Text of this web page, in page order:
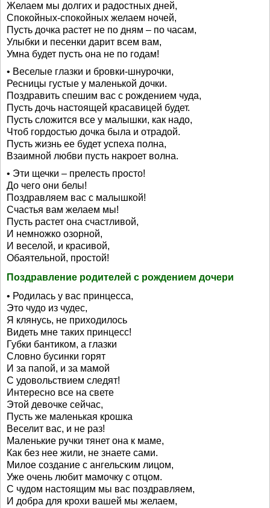
Желаем мы долгих и радостных дней,
Спокойных-спокойных желаем ночей,
Пусть дочка растет не по дням – по часам,
Улыбки и песенки дарит всем вам,
Умна будет пусть она не по годам!
• Веселые глазки и бровки-шнурочки,
Ресницы густые у маленькой дочки.
Поздравить спешим вас с рождением чуда,
Пусть дочь настоящей красавицей будет.
Пусть сложится все у малышки, как надо,
Чтоб гордостью дочка была и отрадой.
Пусть жизнь ее будет успеха полна,
Взаимной любви пусть накроет волна.
• Эти щечки – прелесть просто!
До чего они белы!
Поздравляем вас с малышкой!
Счастья вам желаем мы!
Пусть растет она счастливой,
И немножко озорной,
И веселой, и красивой,
Обаятельной, простой!
Поздравление родителей с рождением дочери
• Родилась у вас принцесса,
Это чудо из чудес,
Я клянусь, не приходилось
Видеть мне таких принцесс!
Губки бантиком, а глазки
Словно бусинки горят
И за папой, и за мамой
С удовольствием следят!
Интересно все на свете
Этой девочке сейчас,
Пусть же маленькая крошка
Веселит вас, и не раз!
Маленькие ручки тянет она к маме,
Как без нее жили, не знаете сами.
Милое создание с ангельским лицом,
Уже очень любит мамочку с отцом.
С чудом настоящим мы вас поздравляем,
И добра для крохи вашей мы желаем,